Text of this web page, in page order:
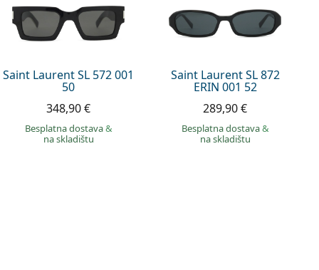
Saint Laurent SL 572 001
50
348,90 €
Besplatna dostava&
na skladištu
Saint Laurent SL 872
ERIN 001 52
289,90 €
Besplatna dostava&
na skladištu